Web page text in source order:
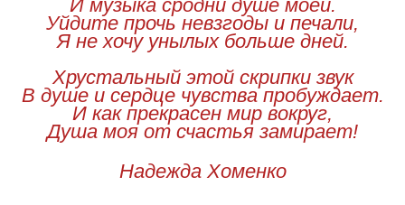
И музыка сродни душе моей.
Уйдите прочь невзгоды и печали,
Я не хочу унылых больше дней.
Хрустальный этой скрипки звук
В душе и сердце чувства пробуждает.
И как прекрасен мир вокруг,
Душа моя от счастья замирает!
Надежда Хоменко